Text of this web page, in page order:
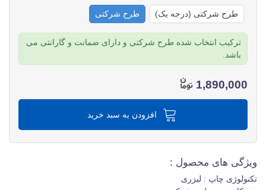
طرح شرکتی (درجه یک) طرح شرکتی
ترکیب انتخاب شده طرح شرکتی و دارای ضمانت و گارانتی می
باشد.
1,890,000
افزودن به سبد خرید
ویژگی های محصول :
تکنولوژی چاپ : لیزری